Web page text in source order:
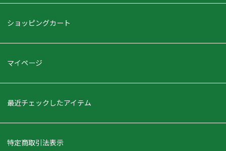
ショッピングカート
マイページ
最近チェックしたアイテム
特定商取引法表示